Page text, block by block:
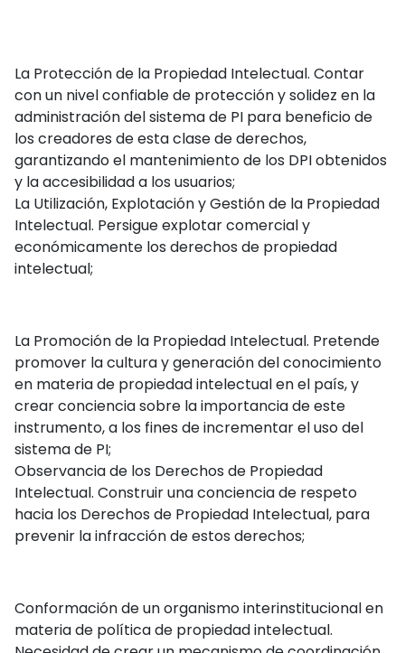
La Protección de la Propiedad Intelectual. Contar
con un nivel confiable de protección y solidez en la
administración del sistema de PI para beneficio de
los creadores de esta clase de derechos,
garantizando el mantenimiento de los DPI obtenidos
y la accesibilidad a los usuarios;
La Utilización, Explotación y Gestión de la Propiedad
Intelectual. Persigue explotar comercial y
económicamente los derechos de propiedad
intelectual;
La Promoción de la Propiedad Intelectual. Pretende
promover la cultura y generación del conocimiento
en materia de propiedad intelectual en el país, y
crear conciencia sobre la importancia de este
instrumento, a los fines de incrementar el uso del
sistema de PI;
Observancia de los Derechos de Propiedad
Intelectual. Construir una conciencia de respeto
hacia los Derechos de Propiedad Intelectual, para
prevenir la infracción de estos derechos;
Conformación de un organismo interinstitucional en
materia de política de propiedad intelectual.